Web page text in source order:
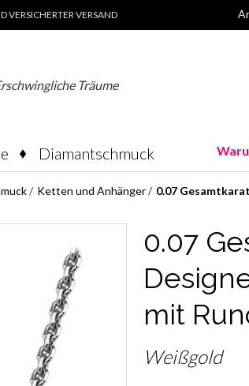
VERSICHERTER VERSAND
Träume
Diamantschmuck
/ Ketten und Anhänger/ 0.07
0.07
mit
Weißgold